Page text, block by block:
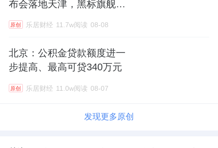
布会落地天津，黑标旗舰店
盛大启幕
原创 乐居财经 11.7w阅读 08-08
北京：公积金贷款额度进一
步提高、最高可贷340万元
原创 乐居财经 11.0w阅读 08-07
发现更多原创